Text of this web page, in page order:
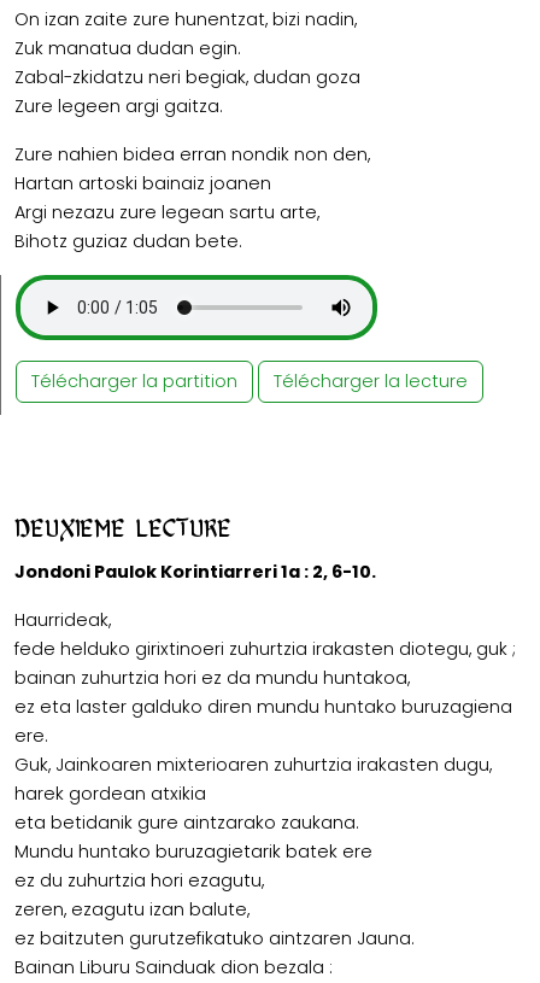
On izan zaite zure hunentzat, bizi nadin,
Zuk manatua dudan egin.
Zabal-zkidatzu neri begiak, dudan goza
Zure legeen argi gaitza.
Zure nahien bidea erran nondik non den,
Hartan artoski bainaiz joanen
Argi nezazu zure legean sartu arte,
Bihotz guziaz dudan bete.
Télécharger la partition Télécharger la lecture
Deuxieme lecture
Jondoni Paulok Korintiarreri 1a : 2, 6-10.
Haurrideak,
fede helduko girixtinoeri zuhurtzia irakasten diotegu, guk ;
bainan zuhurtzia hori ez da mundu huntakoa,
ez eta laster galduko diren mundu huntako buruzagiena
ere.
Guk, Jainkoaren mixterioaren zuhurtzia irakasten dugu,
harek gordean atxikia
eta betidanik gure aintzarako zaukana.
Mundu huntako buruzagietarik batek ere
ez du zuhurtzia hori ezagutu,
zeren, ezagutu izan balute,
ez baitzuten gurutzefikatuko aintzaren Jauna.
Bainan Liburu Sainduak dion bezala :